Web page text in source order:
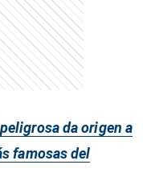
da origen a
famosas del